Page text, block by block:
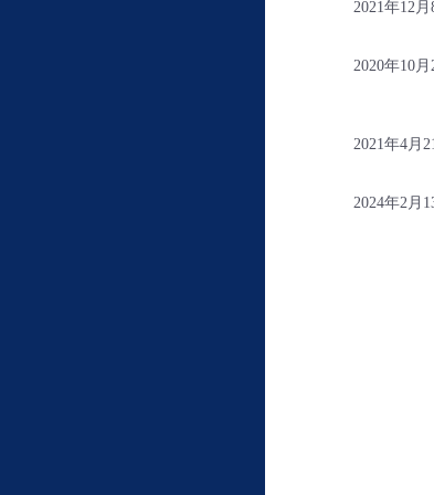
2021年12月
2020年10月
2021年4月
2024年2月